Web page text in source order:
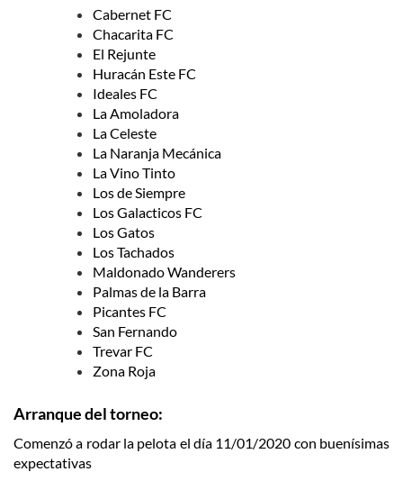
Cabernet FC
Chacarita FC
El Rejunte
Huracán Este FC
Ideales FC
La Amoladora
La Celeste
La Naranja Mecánica
La Vino Tinto
Los de Siempre
Los Galacticos FC
Los Gatos
Los Tachados
Maldonado Wanderers
Palmas de la Barra
Picantes FC
San Fernando
Trevar FC
Zona Roja
Arranque del torneo:
Comenzó a rodar la pelota el día 11/01/2020 con buenísimas
expectativas